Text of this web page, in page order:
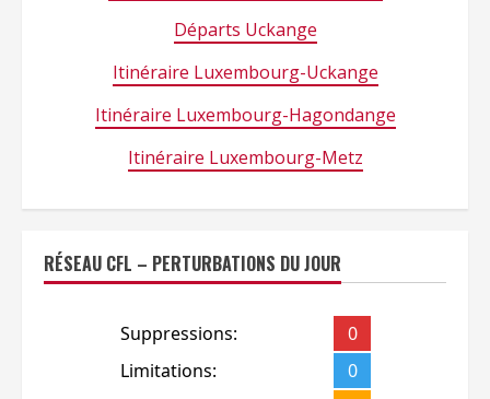
Départs Uckange
Itinéraire Luxembourg-Uckange
Itinéraire Luxembourg-Hagondange
Itinéraire Luxembourg-Metz
RÉSEAU CFL – PERTURBATIONS DU JOUR